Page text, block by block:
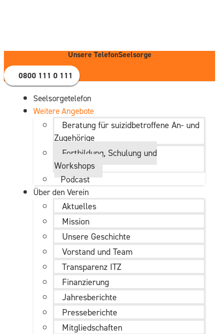
Unsere TelefonSeelsorge
0800 111 0 111
Seelsorgetelefon
Weitere Angebote
Beratung für suizidbetroffene An- und
Zugehörige
Fortbildung, Schulung und
Workshops
Podcast
Über den Verein
Aktuelles
Mission
Unsere Geschichte
Vorstand und Team
Transparenz ITZ
Finanzierung
Jahresberichte
Presseberichte
Mitgliedschaften